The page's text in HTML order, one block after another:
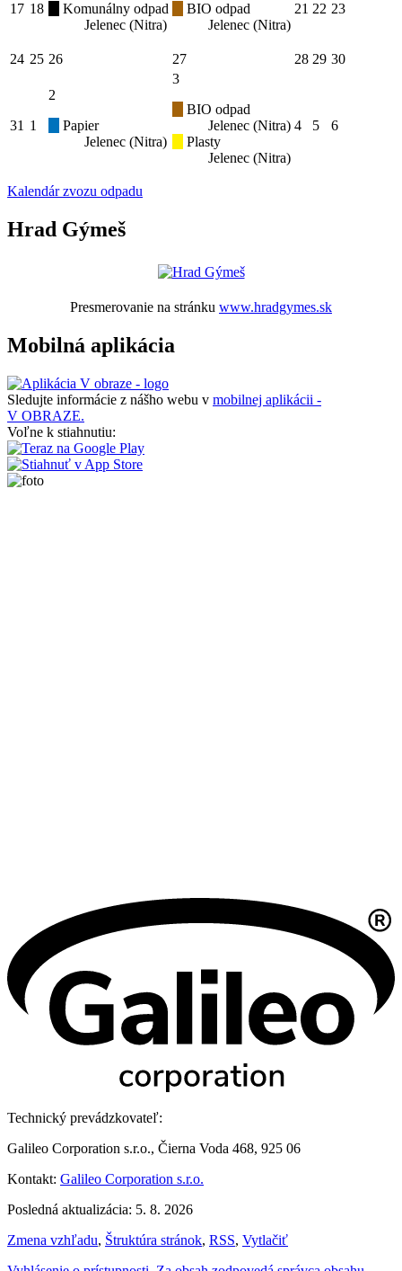
17 18
Komunálny odpad
Jelenec (Nitra)
BIO odpad
Jelenec (Nitra)
21 22 23
24 25 26 27 28 29 30
31 1
2
Papier
Jelenec (Nitra)
3
BIO odpad
Jelenec (Nitra)
Plasty
Jelenec (Nitra)
4 5 6
Kalendár zvozu odpadu
Hrad Gýmeš
Presmerovanie na stránku www.hradgymes.sk
Mobilná aplikácia
Sledujte informácie z nášho webu v mobilnej aplikácii -
V OBRAZE.
Voľne k stiahnutiu:
Technický prevádzkovateľ:
Galileo Corporation s.r.o., Čierna Voda 468, 925 06
Kontakt: Galileo Corporation s.r.o.
Posledná aktualizácia: 5. 8. 2026
Zmena vzhľadu, Štruktúra stránok, RSS, Vytlačiť